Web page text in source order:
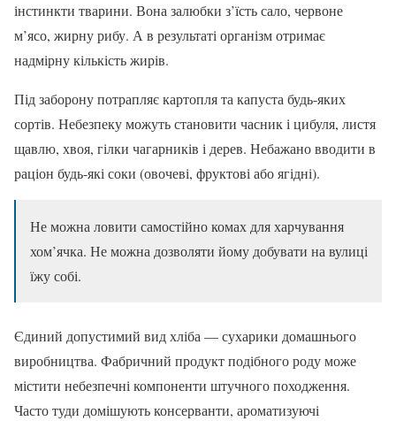
інстинкти тварини. Вона залюбки з’їсть сало, червоне
м’ясо, жирну рибу. А в результаті організм отримає
надмірну кількість жирів.
Під заборону потрапляє картопля та капуста будь-яких
сортів. Небезпеку можуть становити часник і цибуля, листя
щавлю, хвоя, гілки чагарників і дерев. Небажано вводити в
раціон будь-які соки (овочеві, фруктові або ягідні).
Не можна ловити самостійно комах для харчування
хом’ячка. Не можна дозволяти йому добувати на вулиці
їжу собі.
Єдиний допустимий вид хліба — сухарики домашнього
виробництва. Фабричний продукт подібного роду може
містити небезпечні компоненти штучного походження.
Часто туди домішують консерванти, ароматизуючі